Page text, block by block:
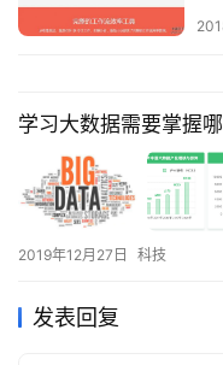
学习大数据需要掌握
2019年12月27日 科技
发表回复